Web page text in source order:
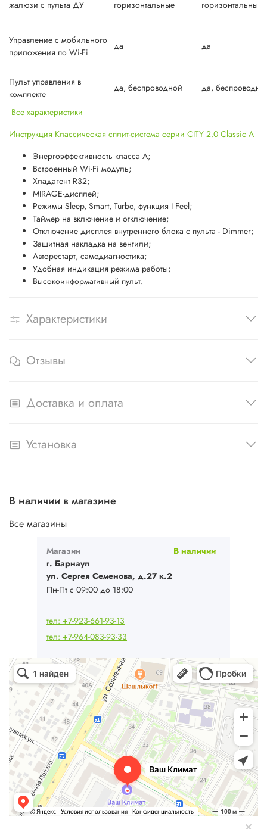
жалюзи с пульта ДУ горизонтальные горизонтальные
Управление c мобильного
приложения по Wi-Fi
да да
Пульт управления в
комплекте
да, беспроводной да,
Все характеристики
Инструкция Классическая сплит-система серии CITY 2.0 Classic A
Энергоэффективность класса А;
Встроенный Wi-Fi модуль;
Хладагент R32;
MIRAGE-дисплей;
Режимы Sleep, Smart, Turbo, функция I Feel;
Таймер на включение и отключение;
Отключение дисплея внутреннего блока с пульта - Dimmer;
Защитная накладка на вентили;
Авторестарт, самодиагностика;
Удобная индикация режима работы;
Высокоинформативный пульт.
Характеристики
Отзывы
Доставка и оплата
Установка
В наличии в магазине
Все магазины
Магазин
В наличии
г. Барнаул
ул. Сергея Семенова, д.27 к.2
Пн-Пт с 09:00 до 18:00
тел: +7-923-661-93-13
тел: +7-964-083-93-33
Ваш Климат
Кондиционеры в Барнауле
Системы вентиляции в Барнауле